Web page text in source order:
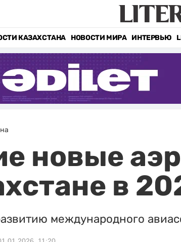
КАЗАХСТАНА НОВОСТИ МИРА ИНТЕРВЬЮ
новые
в
международного